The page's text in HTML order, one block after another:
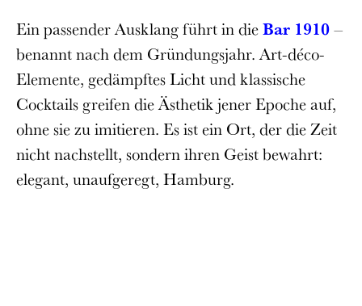
Ein passender Ausklang führt in dieBar 1910–
benannt nach dem Gründungsjahr. Art-déco-
Elemente, gedämpftes Licht und klassische
Cocktails greifen die Ästhetik jener Epoche auf,
ohne sie zu imitieren. Es ist ein Ort, der die Zeit
nicht nachstellt, sondern ihren Geist bewahrt:
elegant, unaufgeregt, Hamburg.